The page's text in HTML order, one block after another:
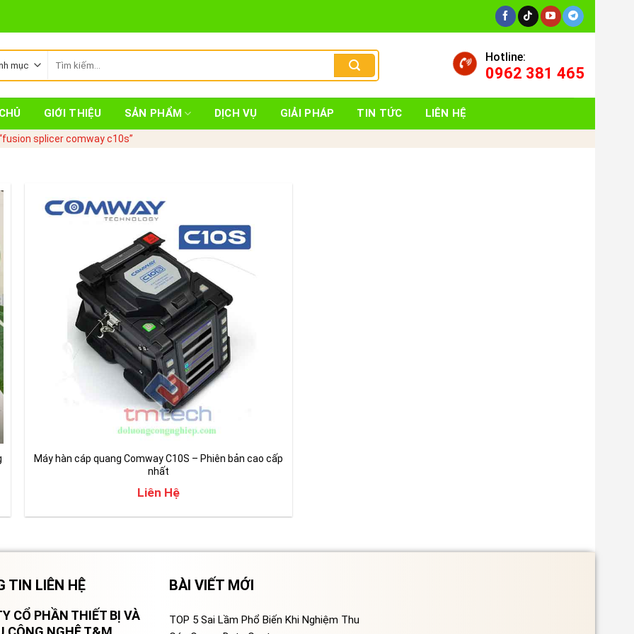
kiếm:
Hotline:
0962 381 465
GIỚI THIỆU SẢN PHẨM DỊCH VỤ GIẢI PHÁP TIN TỨC LIÊN HỆ
splicer comway c10s”
Máy hàn cáp quang Comway C10S – Phiên bản cao cấp
nhất
Liên Hệ
TIN LIÊN HỆ
CỔ PHẦN THIẾT BỊ VÀ
BÀI VIẾT MỚI
TOP 5 Sai Lầm Phổ Biến Khi Nghiệm Thu